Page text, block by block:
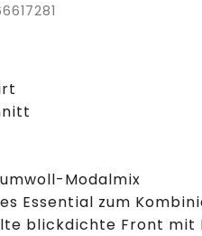
Modalmix
Essential zum
blickdichte Front mit